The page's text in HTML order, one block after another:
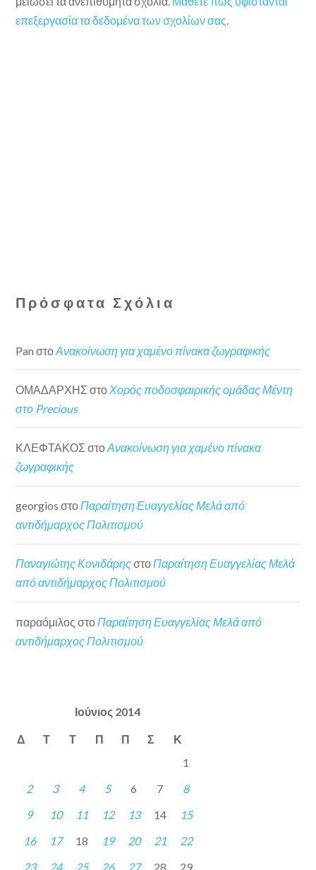
επεξεργασία τα δεδομένα των σχολίων σας
Πρόσφατα Σχόλια
Pan στοΑνακοίνωση για χαμένο πίνακα ζωγραφικής
ΟΜΑΔΑΡΧΗΣ στοΧορός ποδοσφαιρικής ομάδας Μέντη
στο Precious
ΚΛΕΦΤΑΚΟΣ στοΑνακοίνωση για χαμένο πίνακα
ζωγραφικής
georgios στοΠαραίτηση Ευαγγελίας Μελά από
αντιδήμαρχος Πολιτισμού
Παναγιώτης ΚονιδάρηςστοΠαραίτηση Ευαγγελίας Μελά
από αντιδήμαρχος Πολιτισμού
παραόμιλος στο Παραίτηση Ευαγγελίας Μελά από
αντιδήμαρχος Πολιτισμού
Ιούνιος 2014
Δ Τ Τ Π Π Σ Κ
1
2
3 4 5 6 7
8
9
10 11 12 13 14
15
16
17 18 19 20 21
22
23
24 25 26 27 28
29